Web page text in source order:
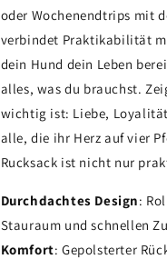
oder Wochenendtrips mit
verbindet Praktikabilität
dein Hund dein Leben
alles, was du brauchst.
wichtig ist: Liebe,
alle, die ihr Herz auf vier
Rucksack ist nicht nur
Durchdachtes Design:
Stauraum und schnellen
Komfort: Gepolsterter